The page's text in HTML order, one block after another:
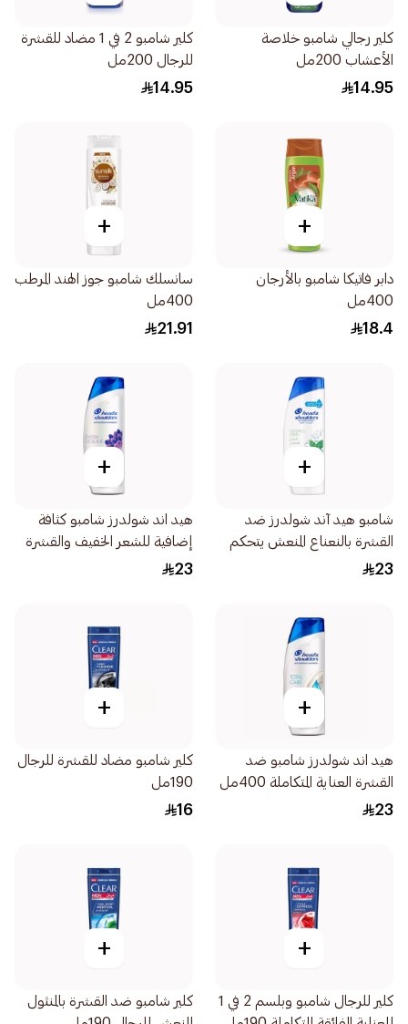
كلير رجالي شامبو خلاصة
الأعشاب 200مل
14.95
كلير شامبو 2 في 1 مضاد للقشرة
للرجال 200مل
14.95
+
دابر فاتيكا شامبو بالأرجان
400مل
18.4
+
سانسلك شامبو جوز الهند المرطب
400مل
21.91
+
شامبو هيد آند شولدرز ضد
القشرة بالنعناع المنعش يتحكم
في القشرة 400مل
23
+
هيد اند شولدرز شامبو كثافة
إضافية للشعر الخفيف والقشرة
400مل
23
+
هيد اند شولدرز شامبو ضد
القشرة العناية المتكاملة 400مل
23
+
كلير شامبو مضاد للقشرة للرجال
190مل
16
+
كلير للرجال شامبو وبلسم 2 في 1
+
كلير شامبو ضد القشرة بالمنثول